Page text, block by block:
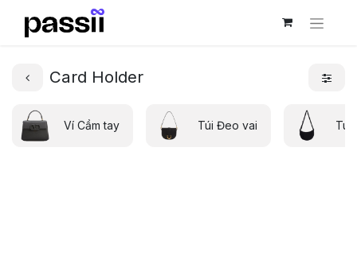
Card Holder
Ví Cầm tay Túi Đeo vai Túi